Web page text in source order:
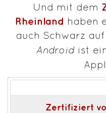
Und mit dem
Rheinland haben
auch Schwarz
Androidist
Zertifiziert